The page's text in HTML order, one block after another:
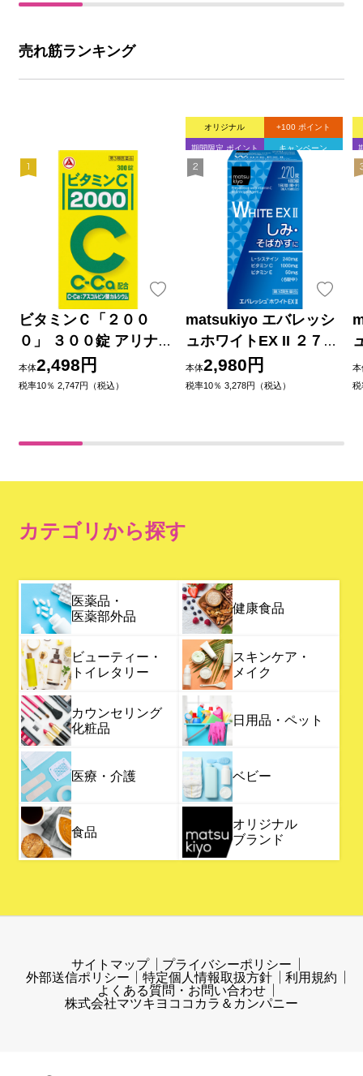
売れ筋ランキング
ビタミンＣ「２００
０」 ３００錠 アリナミ
ン製薬 【第3類医薬品】
本体2,498円
税率10％ 2,747円（税込）
オリジナル +100 ポイント
期間限定 ポイント キャンペーン
matsukiyo エバレッシ
ュホワイトEX II ２７０
錠 【第3類医薬品】
本体2,980円
税率10％ 3,278円（税込）
本
税
カテゴリから探す
医薬品・
医薬部外品
健康食品
ビューティー・
トイレタリー
スキンケア・
メイク
カウンセリング
化粧品
日用品・ペット
医療・介護 ベビー
食品
オリジナル
ブランド
サイトマップ
プライバシーポリシー
外部送信ポリシー
特定個人情報取扱方針
利用規約
よくある質問・お問い合わせ
株式会社マツキヨココカラ＆カンパニー